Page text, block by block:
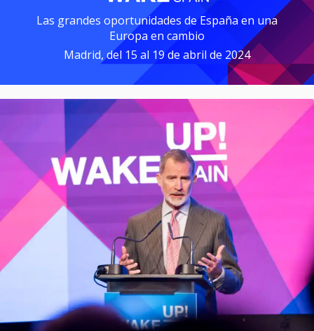
Las grandes oportunidades de España en una
Europa en cambio
Madrid, del 15 al 19 de abril de 2024